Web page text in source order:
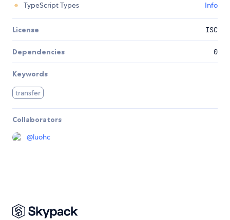
TypeScript Types
Info
License ISC
Dependencies 0
Keywords
transfer
Collaborators
@luohc